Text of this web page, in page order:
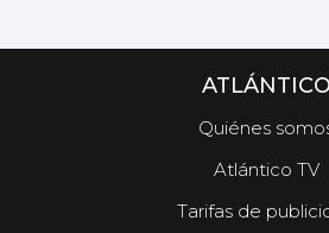
ATLÁNTICO
Quiénes
Atlántico TV
Tarifas de